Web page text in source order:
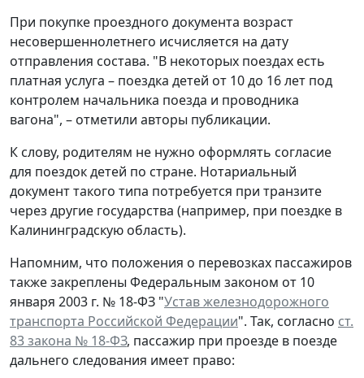
При покупке проездного документа возраст
несовершеннолетнего исчисляется на дату
отправления состава. "В некоторых поездах есть
платная услуга – поездка детей от 10 до 16 лет под
контролем начальника поезда и проводника
вагона", – отметили авторы публикации.
К слову, родителям не нужно оформлять согласие
для поездок детей по стране. Нотариальный
документ такого типа потребуется при транзите
через другие государства (например, при поездке в
Калининградскую область).
Напомним, что положения о перевозках пассажиров
также закреплены Федеральным законом от 10
января 2003 г. № 18-ФЗ "Устав железнодорожного
транспорта Российской Федерации". Так, согласно ст.
83 закона № 18-ФЗ, пассажир при проезде в поезде
дальнего следования имеет право: